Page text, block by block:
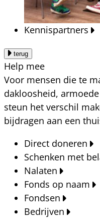
Kennispartners
terug
Help mee
Voor mensen die te
dakloosheid,
steun het verschil
bijdragen aan een
Direct doneren
Schenken met
Nalaten
Fonds op naam
Fondsen
Bedrijven